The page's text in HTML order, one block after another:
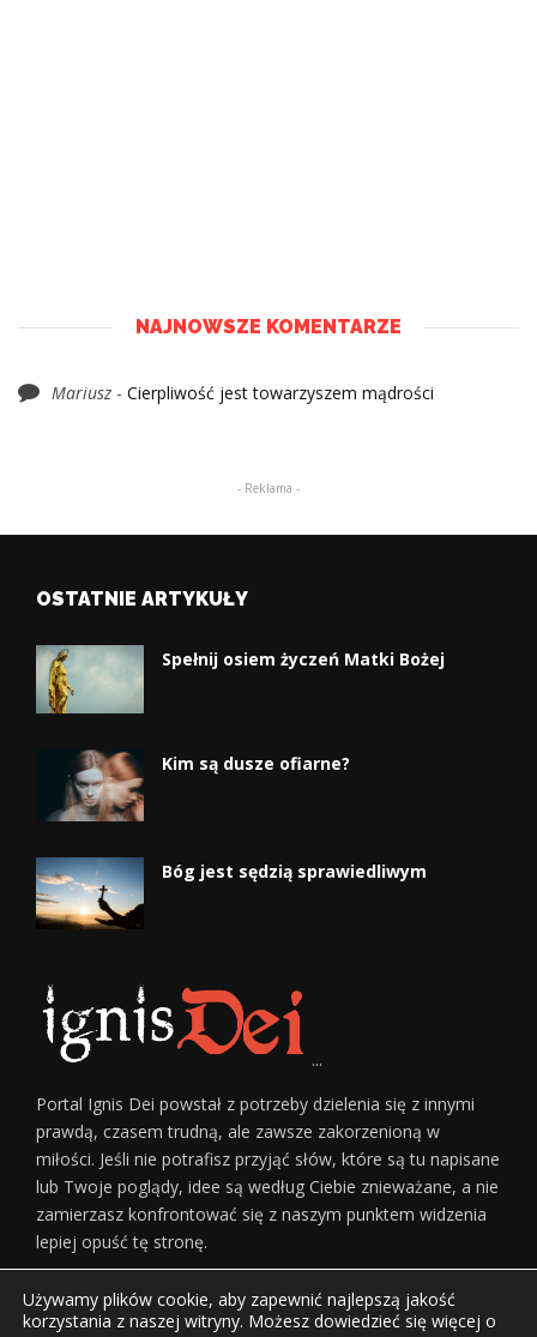
NAJNOWSZE KOMENTARZE
Mariusz - Cierpliwość jest towarzyszem mądrości
- Reklama -
OSTATNIE ARTYKUŁY
Spełnij osiem życzeń Matki Bożej
Kim są dusze ofiarne?
Bóg jest sędzią sprawiedliwym
...
Portal Ignis Dei powstał z potrzeby dzielenia się z innymi
prawdą, czasem trudną, ale zawsze zakorzenioną w
miłości. Jeśli nie potrafisz przyjąć słów, które są tu napisane
lub Twoje poglądy, idee są według Ciebie znieważane, a nie
zamierzasz konfrontować się z naszym punktem widzenia
lepiej opuść tę stronę.
Używamy plików cookie, aby zapewnić najlepszą jakość
korzystania z naszej witryny. Możesz dowiedzieć się więcej o